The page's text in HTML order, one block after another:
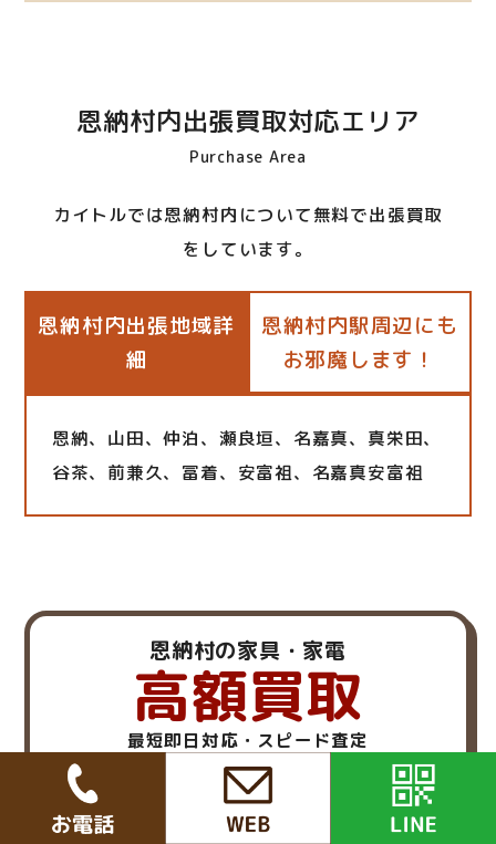
恩納村内出張買取対応エリア
Purchase Area
カイトルでは恩納村内について無料で出張買取
をしています。
恩納村内出張地域詳
細
恩納村内駅周辺にも
お邪魔します！
恩納、山田、仲泊、瀬良垣、名嘉真、真栄田、
谷茶、前兼久、冨着、安富祖、名嘉真安富祖
恩納村の家具・家電
高額買取
最短即日対応・スピード査定
※大阪/兵庫/京都/関東/中部一部のエリアのみ
お客様負担 0円！